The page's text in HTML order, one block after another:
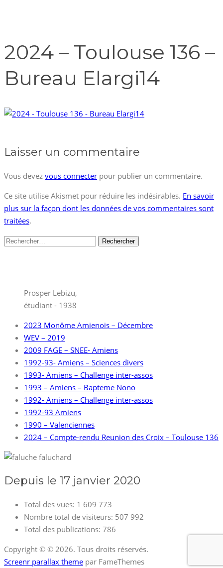
2024 – Toulouse 136 –
Bureau Elargi14
Laisser un commentaire
Vous devez vous connecter pour publier un commentaire.
Ce site utilise Akismet pour réduire les indésirables. En savoir
plus sur la façon dont les données de vos commentaires sont
traitées.
Rechercher :
Prosper Lebizu,
étudiant - 1938
2023 Monôme Amienois – Décembre
WEV – 2019
2009 FAGE – SNEE- Amiens
1992-93- Amiens – Sciences divers
1993- Amiens – Challenge inter-assos
1993 – Amiens – Bapteme Nono
1992- Amiens – Challenge inter-assos
1992-93 Amiens
1990 – Valenciennes
2024 – Compte-rendu Reunion des Croix – Toulouse 136
Depuis le 17 janvier 2020
Total des vues: 1 609 773
Nombre total de visiteurs: 507 992
Total des publications: 786
Copyright © © 2026. Tous droits réservés.
Screenr parallax theme par FameThemes